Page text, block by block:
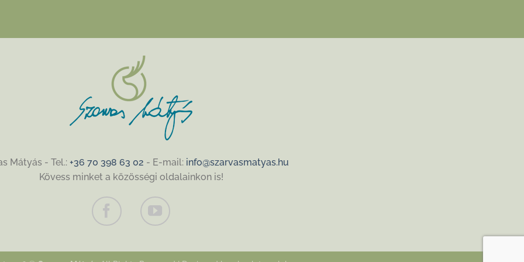
Mátyás - Tel.: +36 70 398 63 02 - E-mail: info@szarvasmatyas.hu
Kövess minket a közösségi oldalainkon is!